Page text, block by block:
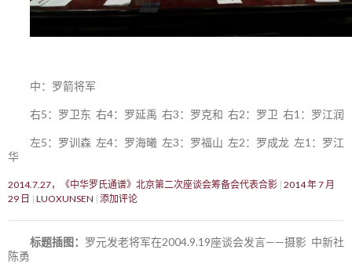
中：罗箭将军
右5：罗卫东 右4：罗延禹 右3：罗克和 右2：罗卫 右1：罗江润
左5：罗训森 左4：罗海曦 左3：罗福山 左2：罗成龙 左1：罗江
华
2014.7.27，《中华罗氏通谱》北京第二次座谈会筹备会代表合影 2014 年 7 月
29 日
LUOXUNSEN 添加评论
标题插图： 罗元发老将军在2004.9.19座谈会发言——摄影 中新社
陈勇